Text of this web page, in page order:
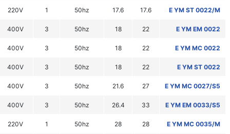
E YM ST 0022/M
17.6
17.6
50hz
1
220V
E YM EM 0022
22
18
50hz
3
400V
E YM MC 0022
22
18
50hz
3
400V
E YM ST 0022
22
18
50hz
3
400V
E YM MC 0027/S5
27
21.6
50hz
3
400V
E YM EM 0033/S5
33
26.4
50hz
3
400V
E YM MC 0035/M
28
28
50hz
1
220V